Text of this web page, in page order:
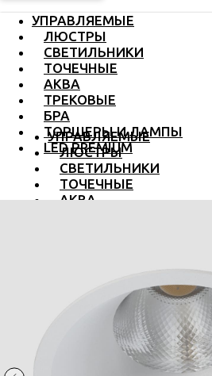
УПРАВЛЯЕМЫЕ
ЛЮСТРЫ
СВЕТИЛЬНИКИ
ТОЧЕЧНЫЕ
АКВА
ТРЕКОВЫЕ
БРА
ТОРШЕРЫ И ЛАМПЫ
LED PREMIUM
УПРАВЛЯЕМЫЕ
ЛЮСТРЫ
СВЕТИЛЬНИКИ
ТОЧЕЧНЫЕ
АКВА